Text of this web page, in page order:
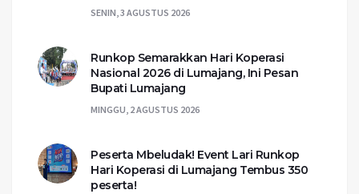
SENIN, 3 AGUSTUS 2026
Runkop Semarakkan Hari Koperasi
Nasional 2026 di Lumajang, Ini Pesan
Bupati Lumajang
MINGGU, 2 AGUSTUS 2026
Peserta Mbeludak! Event Lari Runkop
Hari Koperasi di Lumajang Tembus 350
peserta!